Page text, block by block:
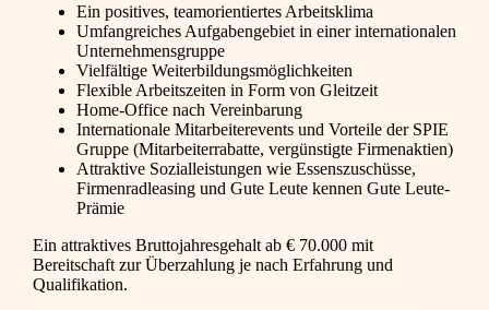
Ein positives, teamorientiertes Arbeitsklima
Umfangreiches Aufgabengebiet in einer internationalen
Unternehmensgruppe
Vielfältige Weiterbildungsmöglichkeiten
Flexible Arbeitszeiten in Form von Gleitzeit
Home-Office nach Vereinbarung
Internationale Mitarbeiterevents und Vorteile der SPIE
Gruppe (Mitarbeiterrabatte, vergünstigte Firmenaktien)
Attraktive Sozialleistungen wie Essenszuschüsse,
Firmenradleasing und Gute Leute kennen Gute Leute-
Prämie
Ein attraktives Bruttojahresgehalt ab € 70.000 mit
Bereitschaft zur Überzahlung je nach Erfahrung und
Qualifikation.